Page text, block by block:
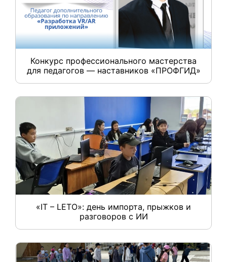
Конкурс профессионального мастерства
для педагогов — наставников «ПРОФГИД»
«IT – LETO»: день импорта, прыжков и
разговоров с ИИ